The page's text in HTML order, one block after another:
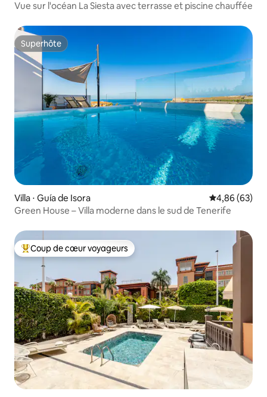
icas
Vue sur l'océan La Siesta avec terrasse et piscine chauffée
Superhôte
Superhôte
Villa ⋅ Guía de Isora Évaluation
4,86 (63)
Green House – Villa moderne dans le sud de Tenerife
Coups de cœur voyageurs les plus appréciés
Coup de cœur voyageurs